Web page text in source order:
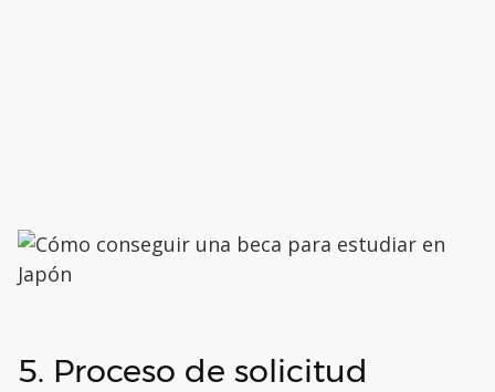
5. Proceso de solicitud